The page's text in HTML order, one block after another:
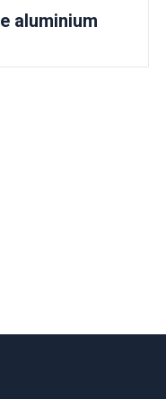
aluminium